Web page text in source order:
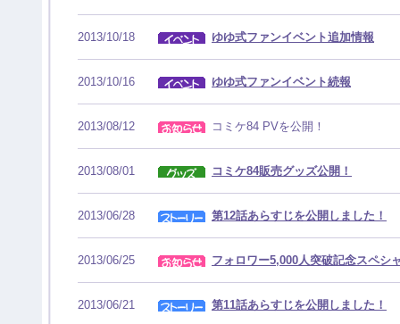
2013/10/18 ゆゆ式ファンイベント追加情報
2013/10/16 ゆゆ式ファンイベント続報
2013/08/12 コミケ84 PVを公開！
2013/08/01 コミケ84販売グッズ公開！
2013/06/28 第12話あらすじを公開しました！
2013/06/25 フォロワー5,000人突破記念スペシ
2013/06/21 第11話あらすじを公開しました！